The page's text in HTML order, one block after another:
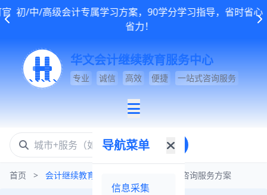
初/中/高级会计专属学习方案，90学分学习指导，省时省心
省力！
华文会计继续教育服务中心
专业 诚信 高效 便捷 一站式咨询服务
导航菜单
信息采集
搜索
首页 > 会计继续教育通知 会计继续教育咨询服务方案